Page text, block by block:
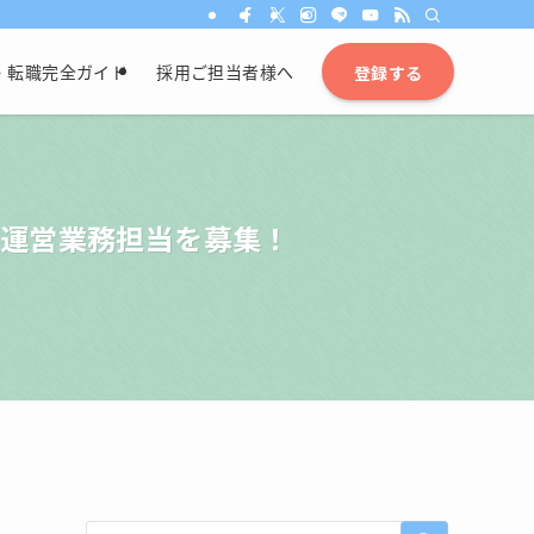
転職完全ガイド 採用ご担当者様へ 登録する
営業務担当を募集！